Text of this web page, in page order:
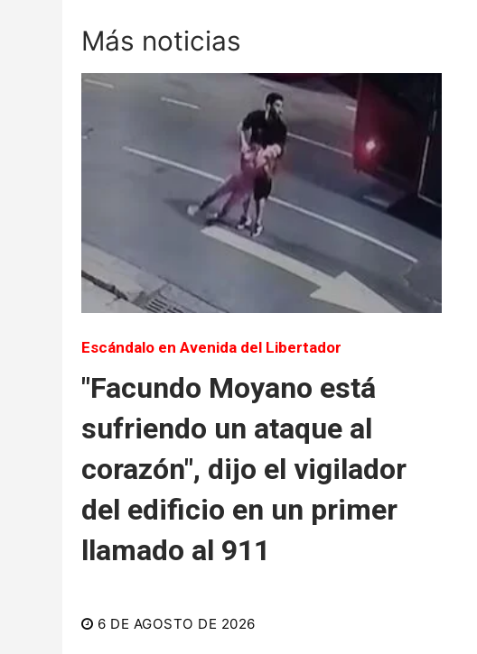
Más noticias
Escándalo en Avenida del Libertador
"Facundo Moyano está
sufriendo un ataque al
corazón", dijo el vigilador
del edificio en un primer
llamado al 911
6 DE AGOSTO DE 2026